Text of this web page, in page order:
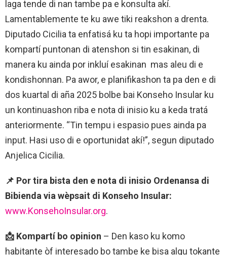
laga tende di nan tambe pa e konsulta akí.
Lamentablemente te ku awe tiki reakshon a drenta.
Diputado Cicilia ta enfatisá ku ta hopi importante pa
kompartí puntonan di atenshon si tin esakinan, di
manera ku ainda por inkluí esakinan mas aleu di e
kondishonnan. Pa awor, e planifikashon ta pa den e di
dos kuartal di aña 2025 bolbe bai Konseho Insular ku
un kontinuashon riba e nota di inisio ku a keda tratá
anteriormente. “Tin tempu i espasio pues ainda pa
input. Hasi uso di e oportunidat akí!”, segun diputado
Anjelica Cicilia.
📌 Por tira bista den e nota di inisio Ordenansa di
Bibienda via wèpsait di Konseho Insular:
www.KonsehoInsular.org.
📩 Kompartí bo opinion – Den kaso ku komo
habitante òf interesado bo tambe ke bisa algu tokante